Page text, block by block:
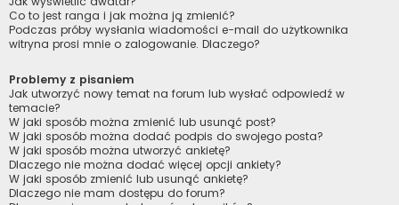
Co to jest ranga i jak można ją zmienić?
Podczas próby wysłania wiadomości e-mail do użytkownika
witryna prosi mnie o zalogowanie. Dlaczego?
Problemy z pisaniem
Jak utworzyć nowy temat na forum lub wysłać odpowiedź w
temacie?
W jaki sposób można zmienić lub usunąć post?
W jaki sposób można dodać podpis do swojego posta?
W jaki sposób można utworzyć ankietę?
Dlaczego nie można dodać więcej opcji ankiety?
W jaki sposób zmienić lub usunąć ankietę?
Dlaczego nie mam dostępu do forum?